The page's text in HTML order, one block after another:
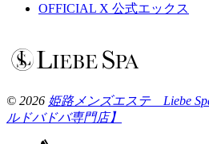
OFFICIAL X 公式エックス
© 2026 姫路メンズエステ Liebe
ルドバドバ専門店】